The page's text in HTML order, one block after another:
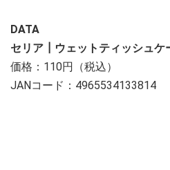
DATA
セリア┃ウェットティッシュケ
価格：110円（税込）
JANコード：4965534133814